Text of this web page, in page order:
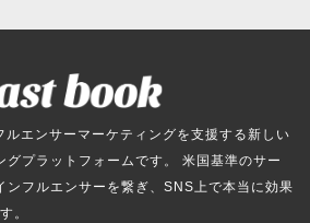
エンサーマーケティングを支援する新しい
グプラットフォームです。 米国基準のサー
ンフルエンサーを繋ぎ、SNS上で本当に効果
。